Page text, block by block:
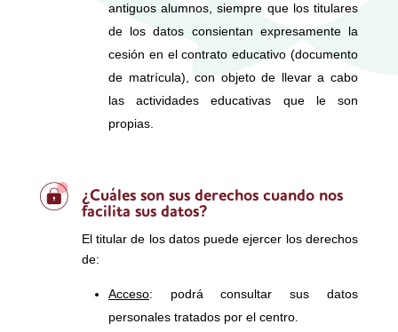
antiguos alumnos, siempre que los titulares
de los datos consientan expresamente la
cesión en el contrato educativo (documento
de matrícula), con objeto de llevar a cabo
las actividades educativas que le son
propias.
¿Cuáles son sus derechos cuando nos
facilita sus datos?
El titular de los datos puede ejercer los derechos
de:
Acceso: podrá consultar sus datos
personales tratados por el centro.